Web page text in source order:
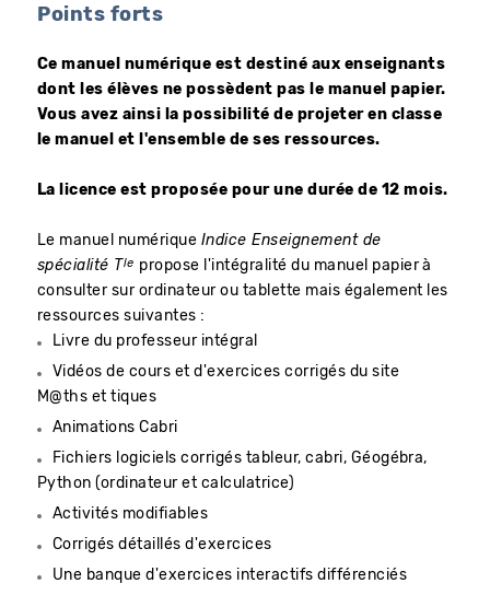
Points forts
Ce manuel numérique est destiné aux enseignants
dont les élèves ne possèdent pas le manuel papier.
Vous avez ainsi la possibilité de projeter en classe
le manuel et l'ensemble de ses ressources.
​La licence est proposée pour une durée de 12 mois.
Le manuel numérique Indice Enseignement de
spécialité T le propose l'intégralité du manuel papier à
consulter sur ordinateur ou tablette mais également les
ressources suivantes :
Livre du professeur intégral
Vidéos de cours et d'exercices corrigés du site
M@ths et tiques
Animations Cabri
Fichiers logiciels corrigés tableur, cabri, Géogébra,
Python (ordinateur et calculatrice)
Activités modifiables
Corrigés détaillés d'exercices
Une banque d'exercices interactifs différenciés